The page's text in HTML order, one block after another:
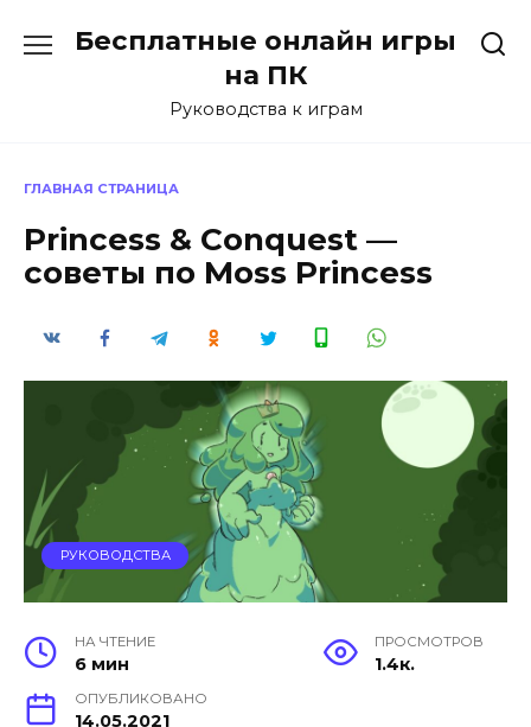
Бесплатные онлайн игры
на ПК
Руководства к играм
ГЛАВНАЯ СТРАНИЦА
Princess & Conquest —
советы по Moss Princess
РУКОВОДСТВА
НА ЧТЕНИЕ
6 мин
ПРОСМОТРОВ
1.4к.
ОПУБЛИКОВАНО
14.05.2021